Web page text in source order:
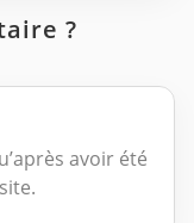
?
avoir été